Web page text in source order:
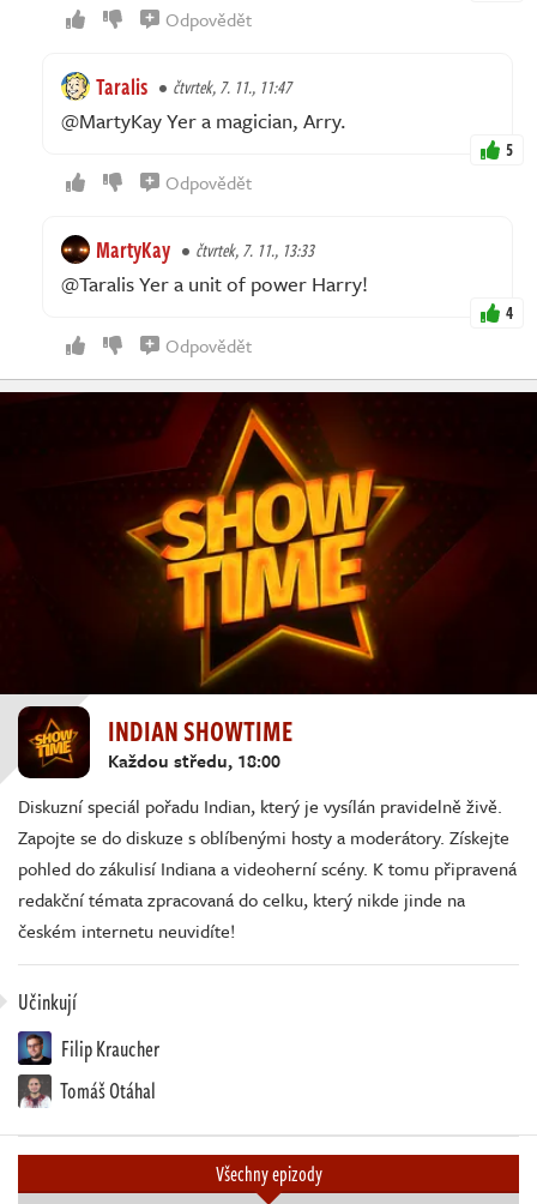
INDIAN SHOWTIME
Každou středu, 18:00
Diskuzní speciál pořadu Indian, který je vysílán pravidelně živě.
Zapojte se do diskuze s oblíbenými hosty a moderátory. Získejte
pohled do zákulisí Indiana a videoherní scény. K tomu připravená
redakční témata zpracovaná do celku, který nikde jinde na
českém internetu neuvidíte!
Učinkují
Filip Kraucher
Tomáš Otáhal
Všechny epizody
Odpovědět
Taralis čtvrtek, 7. 11., 11:47
@MartyKay Yer a magician, Arry.
5
Odpovědět
MartyKay čtvrtek, 7. 11., 13:33
@Taralis Yer a unit of power Harry!
4
Odpovědět